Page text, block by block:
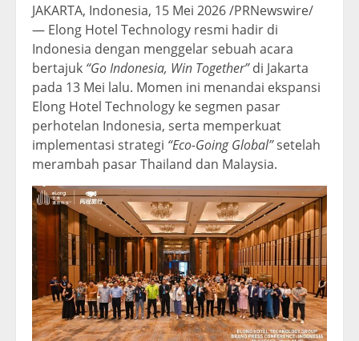
JAKARTA, Indonesia, 15 Mei 2026 /PRNewswire/
— Elong Hotel Technology resmi hadir di
Indonesia dengan menggelar sebuah acara
bertajuk “Go Indonesia, Win Together”di Jakarta
pada 13 Mei lalu. Momen ini menandai ekspansi
Elong Hotel Technology ke segmen pasar
perhotelan Indonesia, serta memperkuat
implementasi strategi “Eco-Going Global”setelah
merambah pasar Thailand dan Malaysia.